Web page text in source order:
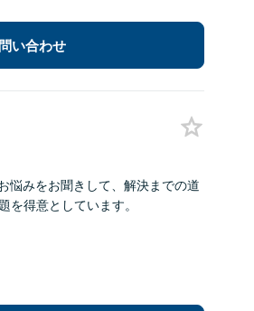
い合わせ
悩みをお聞きして、解決までの道
得意としています。